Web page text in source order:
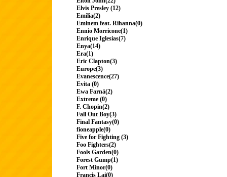
Elvis Presley (12)
Emilia(2)
Eminem feat. Rihanna(0)
Ennio Morricone(1)
Enrique Iglesias(7)
Enya(14)
Era(1)
Eric Clapton(3)
Europe(3)
Evanescence(27)
Evita (0)
Ewa Farná(2)
Extreme (0)
F. Chopin(2)
Fall Out Boy(3)
Final Fantasy(0)
fioneapple(0)
Five for Fighting (3)
Foo Fighters(2)
Fools Garden(0)
Forest Gump(1)
Fort Minor(0)
Francis Lai(0)